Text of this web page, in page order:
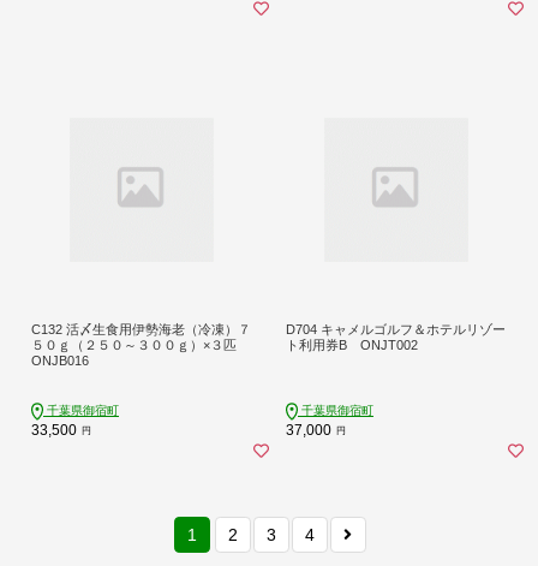
C132 活〆生食用伊勢海老（冷凍）７
５０ｇ（２５０～３００ｇ）×３匹
ONJB016
千葉県御宿町
33,500 円
D704 キャメルゴルフ＆ホテルリゾー
ト利用券B ONJT002
千葉県御宿町
37,000 円
1 2 3 4